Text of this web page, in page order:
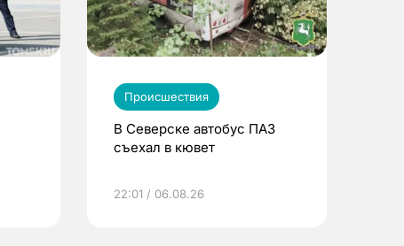
Происшествия
В Северске автобус ПАЗ
съехал в кювет
22:01 / 06.08.26